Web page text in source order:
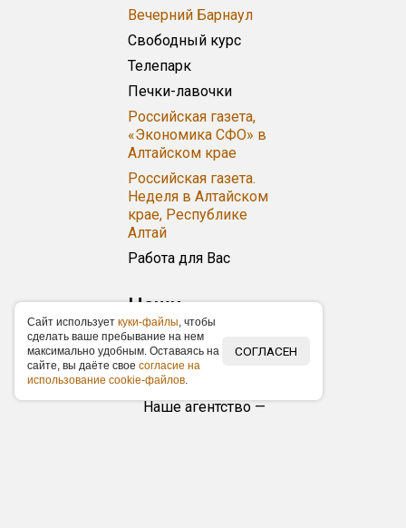
Вечерний Барнаул
Свободный курс
Телепарк
Печки-лавочки
Российская газета,
«Экономика СФО» в
Алтайском крае
Российская газета.
Неделя в Алтайском
крае, Республике
Алтай
Работа для Вас
Наши
преимущества
Опыт работы
более 20 лет
Наше агентство —
Caйт иcпoльзуeт куки-фaйлы, чтoбы
cдeлaть вaшe пpeбывaниe нa нeм
мaкcимaльнo удoбным. Ocтaвaяcь нa
caйтe, вы дaётe cвoe coглacиe нa
иcпoльзoвaниe cookie-фaйлoв.
СОГЛАСЕН